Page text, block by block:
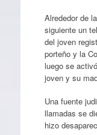
Alrededor de
siguiente un
del joven
porteño y la
luego se
joven y su
Una fuente
llamadas se
hizo